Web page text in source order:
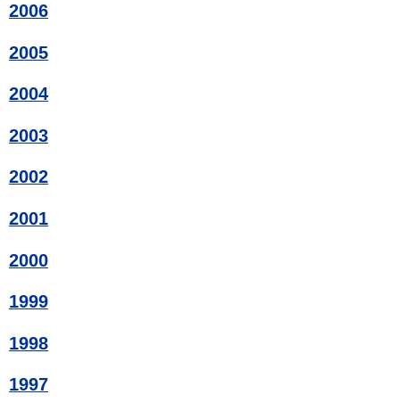
2006
2005
2004
2003
2002
2001
2000
1999
1998
1997